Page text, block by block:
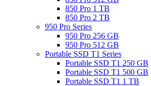
850 Pro 1 TB
850 Pro 2 TB
950 Pro Series
950 Pro 256 GB
950 Pro 512 GB
Portable SSD T1 Series
Portable SSD T1 250 GB
Portable SSD T1 500 GB
Portable SSD T1 1 TB